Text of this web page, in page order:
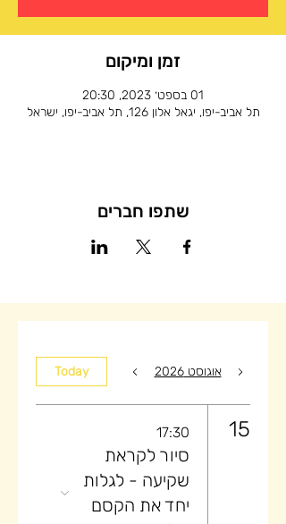
זמן ומיקום
01 בספט׳ 2023, 20:30
תל אביב-יפו, יגאל אלון 126, תל אביב-יפו, ישראל
שתפו חברים
אוגוסט 2026 Today
15
17:30
סיור לקראת
שקיעה ​- לגלות
יחד את הקסם